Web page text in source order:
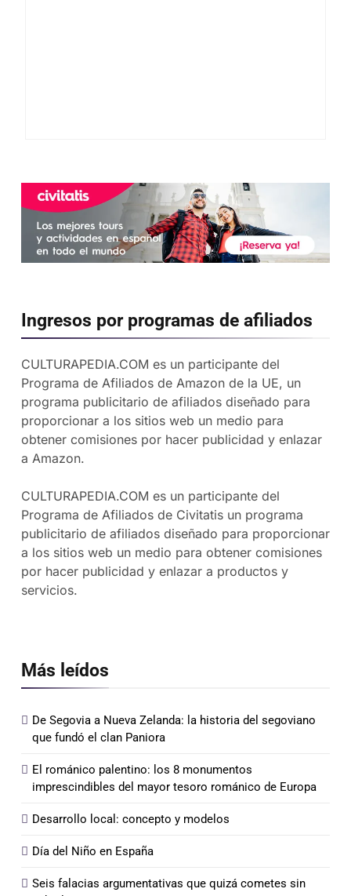
Ingresos por programas de afiliados
CULTURAPEDIA.COM es un participante del
Programa de Afiliados de Amazon de la UE, un
programa publicitario de afiliados diseñado para
proporcionar a los sitios web un medio para
obtener comisiones por hacer publicidad y enlazar
a Amazon.
CULTURAPEDIA.COM es un participante del
Programa de Afiliados de Civitatis un programa
publicitario de afiliados diseñado para proporcionar
a los sitios web un medio para obtener comisiones
por hacer publicidad y enlazar a productos y
servicios.
Más leídos
De Segovia a Nueva Zelanda: la historia del segoviano
que fundó el clan Paniora
El románico palentino: los 8 monumentos
imprescindibles del mayor tesoro románico de Europa
Desarrollo local: concepto y modelos
Día del Niño en España
Seis falacias argumentativas que quizá cometes sin